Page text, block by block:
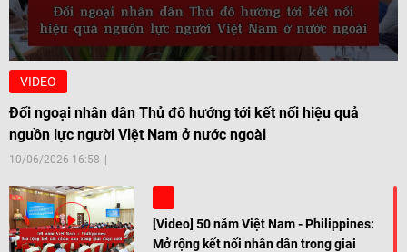
VIDEO
Đối ngoại nhân dân Thủ đô hướng tới kết nối hiệu quả
nguồn lực người Việt Nam ở nước ngoài
10/06/2026 16:58
[Video] 50 năm Việt Nam - Philippines:
Mở rộng kết nối nhân dân trong giai